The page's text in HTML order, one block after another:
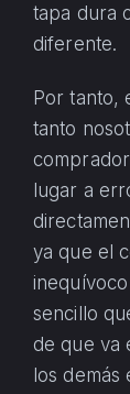
tapa dura
diferente.
Por tanto,
tanto
lugar a
ya que el
sencillo
de que va
los demás